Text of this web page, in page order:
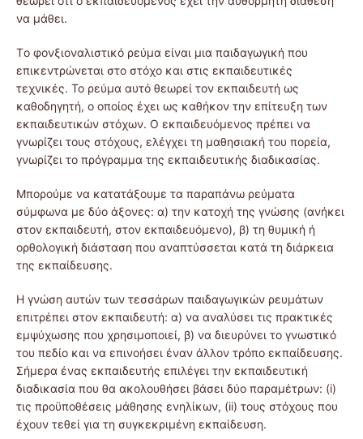
να μάθει.
Tο φονξιοναλιστικό ρεύμα είναι μια παιδαγωγική που
επικεντρώνεται στο στόχο και στις εκπαιδευτικές
τεχνικές. Το ρεύμα αυτό θεωρεί τον εκπαιδευτή ως
καθοδηγητή, ο οποίος έχει ως καθήκον την επίτευξη των
εκπαιδευτικών στόχων. Ο εκπαιδευόμενος πρέπει να
γνωρίζει τους στόχους, ελέγχει τη μαθησιακή του πορεία,
γνωρίζει το πρόγραμμα της εκπαιδευτικής διαδικασίας.
Μπορούμε να κατατάξουμε τα παραπάνω ρεύματα
σύμφωνα με δύο άξονες: α) την κατοχή της γνώσης (ανήκει
στον εκπαιδευτή, στον εκπαιδευόμενο), β) τη θυμική ή
ορθολογική διάσταση που αναπτύσσεται κατά τη διάρκεια
της εκπαίδευσης.
Η γνώση αυτών των τεσσάρων παιδαγωγικών ρευμάτων
επιτρέπει στον εκπαιδευτή: α) να αναλύσει τις πρακτικές
εμψύχωσης που χρησιμοποιεί, β) να διευρύνει το γνωστικό
του πεδίο και να επινοήσει έναν άλλον τρόπο εκπαίδευσης.
Σήμερα ένας εκπαιδευτής επιλέγει την εκπαιδευτική
διαδικασία που θα ακολουθήσει βάσει δύο παραμέτρων: (i)
τις προϋποθέσεις μάθησης ενηλίκων, (ii) τους στόχους που
έχουν τεθεί για τη συγκεκριμένη εκπαίδευση.